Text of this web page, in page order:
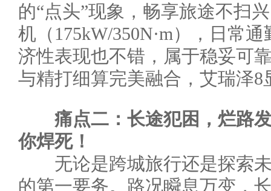
的“点头”现象，畅享旅途不扫
机（175kW/350N·m），日常
济性表现也不错，属于稳妥可
与精打细算完美融合，艾瑞泽
痛点二：长途犯困 ，烂路
你焊死！
无论是跨城旅行还是探索未
的第一要务。路况瞬息万变，